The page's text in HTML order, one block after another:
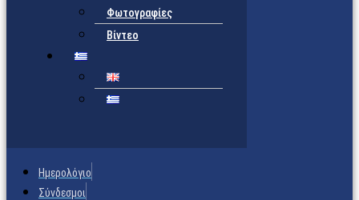
Φωτογραφίες
Βίντεο
Ημερολόγιο
Σύνδεσμοι